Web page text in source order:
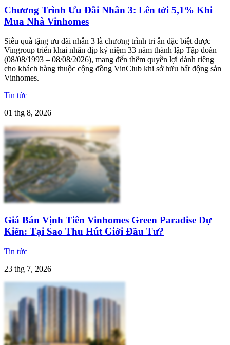
Chương Trình Ưu Đãi Nhân 3: Lên tới 5,1% Khi
Mua Nhà Vinhomes
Siêu quà tặng ưu đãi nhân 3 là chương trình tri ân đặc biệt được
Vingroup triển khai nhân dịp kỷ niệm 33 năm thành lập Tập đoàn
(08/08/1993 – 08/08/2026), mang đến thêm quyền lợi dành riêng
cho khách hàng thuộc cộng đồng VinClub khi sở hữu bất động sản
Vinhomes.
Tin tức
01 thg 8, 2026
Giá Bán Vịnh Tiên Vinhomes Green Paradise Dự
Kiến: Tại Sao Thu Hút Giới Đầu Tư?
Tin tức
23 thg 7, 2026